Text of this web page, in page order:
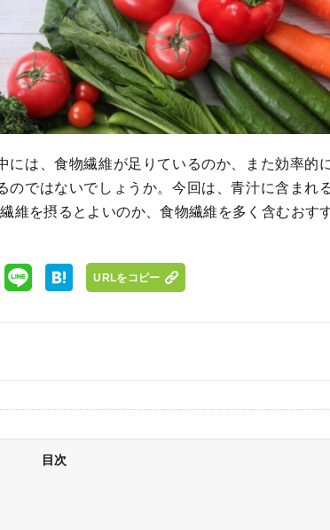
には、食物繊維が足りているのか、また効率的
のではないでしょうか。今回は、青汁に含まれ
維を摂るとよいのか、食物繊維を多く含むおす
URLをコピー
目次